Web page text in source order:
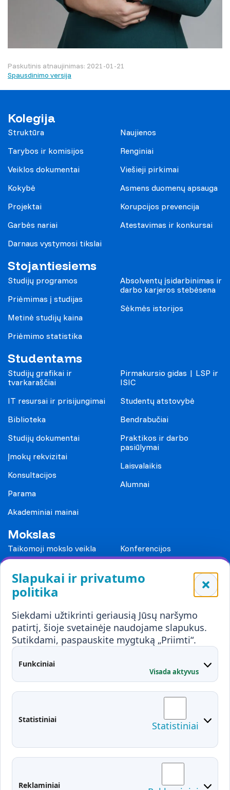
Slapukai ir privatumo
politika
Siekdami užtikrinti geriausią Jūsų naršymo
patirtį, šioje svetainėje naudojame slapukus.
Sutikdami, paspauskite mygtuką „Priimti“.
Funkciniai
Visada aktyvus
Statistiniai Statistiniai
Reklaminiai
Paskutinis atnaujinimas: 2021-01-21
Spausdinimo versija
Kolegija
Struktūra
Tarybos ir komisijos
Veiklos dokumentai
Kokybė
Projektai
Garbės nariai
Darnaus vystymosi tikslai
Naujienos
Renginiai
Viešieji pirkimai
Asmens duomenų apsauga
Korupcijos prevencija
Atestavimas ir konkursai
Stojantiesiems
Studijų programos
Priėmimas į studijas
Metinė studijų kaina
Priėmimo statistika
Absolventų įsidarbinimas ir
darbo karjeros stebėsena
Sėkmės istorijos
Studentams
Studijų grafikai ir
tvarkaraščiai
IT resursai ir prisijungimai
Biblioteka
Studijų dokumentai
Įmokų rekvizitai
Konsultacijos
Parama
Akademiniai mainai
Pirmakursio gidas | LSP ir
ISIC
Studentų atstovybė
Bendrabučiai
Praktikos ir darbo
pasiūlymai
Laisvalaikis
Alumnai
Mokslas
Taikomoji mokslo veikla
Konferencijos
Mokykloms
Visuomenei ir verslui
Mokymai ir konsultavimas
Partnerystės
Karjera
Kontaktai
Administracija
Fakultetai
Studentų atstovybė
Moodle
EDINA
Pasirengimas ekstremaliai